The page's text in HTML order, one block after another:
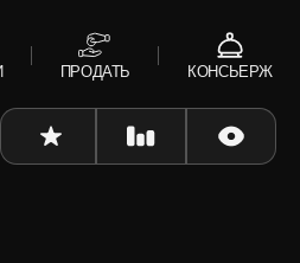
ПРОДАТЬ КОНСЬЕРЖ